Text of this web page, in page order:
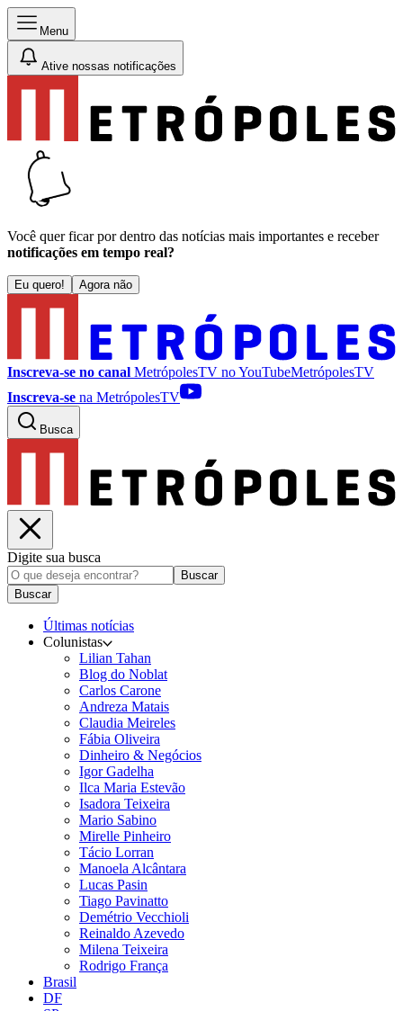
Menu
Ative nossas notificações
Você quer ficar por dentro das notícias mais importantes e receber
notificações em tempo real?
Eu quero! Agora não
Inscreva-se no canal MetrópolesTV noYouTubeMetrópolesTV
Inscreva-se na MetrópolesTV
Busca
Digite sua busca
Buscar
Buscar
Últimas notícias
Colunistas
Lilian Tahan
Blog do Noblat
Carlos Carone
Andreza Matais
Claudia Meireles
Fábia Oliveira
Dinheiro & Negócios
Igor Gadelha
Ilca Maria Estevão
Isadora Teixeira
Mario Sabino
Mirelle Pinheiro
Tácio Lorran
Manoela Alcântara
Lucas Pasin
Tiago Pavinatto
Demétrio Vecchioli
Reinaldo Azevedo
Milena Teixeira
Rodrigo França
Brasil
DF